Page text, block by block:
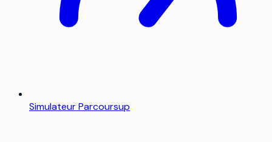
Simulateur Parcoursup